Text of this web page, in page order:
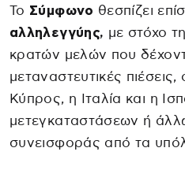
Το Σύμφωνο θεσπίζει
αλληλεγγύης, με στόχο
κρατών μελών που
μεταναστευτικές
Κύπρος, η Ιταλία και η
μετεγκαταστάσεων ή
συνεισφοράς από τα